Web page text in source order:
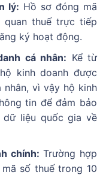
lý: Hồ sơ đóng mã
thuế trực tiếp
ký hoạt động.
cá nhân: Kể từ
kinh doanh được
vì vậy hộ kinh
tin để đảm bảo
liệu quốc gia về
chính: Trường hợp
số thuế trong 10